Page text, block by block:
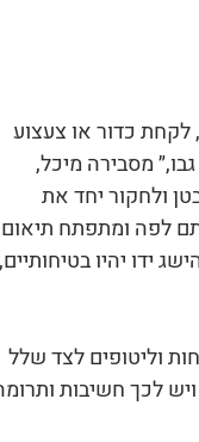
לקחת כדור או צעצוע
מסבירה מיכל,
על הבטן ולחקור יחד את
לפה ומתפתח תיאום
ידו יהיו בטיחותיים,
וליטופים לצד שלל
לכך חשיבות